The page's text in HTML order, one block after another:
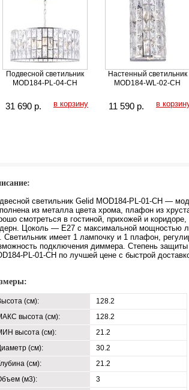
Подвесной светильник
MOD184-PL-04-CH
31 690 р. в корзину
Настенный светильник
MOD184-WL-02-CH
11 590р. в
светильник Gelid MOD184-PL-01-CH —
из металла цвета хрома, плафон из
смотреться в гостиной, прихожей и
Цоколь — E27 с максимальной мощностью
Светильник имеет 1 лампочку и 1 плафон,
подключения диммера. Степень
PL-01-CH по лучшей цене с быстрой
(см):
128.2
высота (см):
128.2
высота (см):
21.2
(см):
30.2
(см):
21.2
(м3):
3